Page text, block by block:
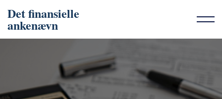
Det finansielle
ankenævn